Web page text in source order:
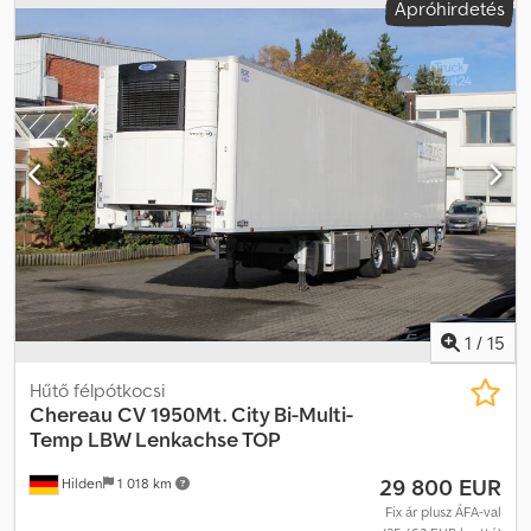
információk = Önsúly: 9 880 kg Apróhirdetés
1 / 15
Hilden 1 018 km
Hűtő félpótkocsi
Chereau CV 1950Mt. City Bi-Multi-
Temp LBW Lenkachse TOP
29 800 EUR
Fix ár plusz ÁFA-val